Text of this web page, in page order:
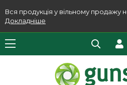
Вся продукція у вільному продажу
Докладніше